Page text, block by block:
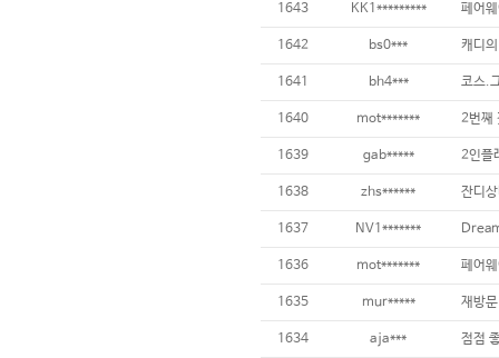
1643 KK1********* 페어
1642 bs0***
1641 bh4***
1640 mot******* 2번째
1639 gab*****
1638 zhs******
1637 NV1*******
1636 mot*******
1635 mur*****
1634 aja*** 점점